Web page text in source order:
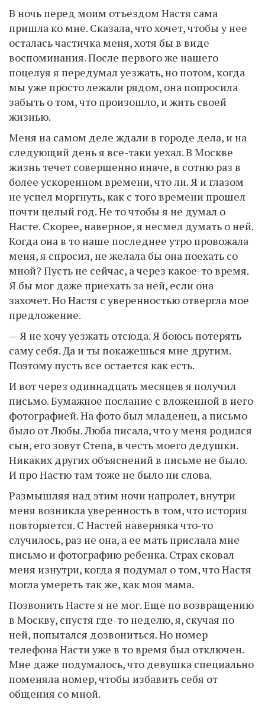
В ночь перед моим отъездом Настя сама
пришла ко мне. Сказала, что хочет, чтобы у нее
осталась частичка меня, хотя бы в виде
воспоминания. После первого же нашего
поцелуя я передумал уезжать, но потом, когда
мы уже просто лежали рядом, она попросила
забыть о том, что произошло, и жить своей
жизнью.
Меня на самом деле ждали в городе дела, и на
следующий день я все-таки уехал. В Москве
жизнь течет совершенно иначе, в сотню раз в
более ускоренном времени, что ли. Я и глазом
не успел моргнуть, как с того времени прошел
почти целый год. Не то чтобы я не думал о
Насте. Скорее, наверное, я несмел думать о ней.
Когда она в то наше последнее утро провожала
меня, я спросил, не желала бы она поехать со
мной? Пусть не сейчас, а через какое-то время.
Я бы мог даже приехать за ней, если она
захочет. Но Настя с уверенностью отвергла мое
предложение.
— Я не хочу уезжать отсюда. Я боюсь потерять
саму себя. Да и ты покажешься мне другим.
Поэтому пусть все остается как есть.
И вот через одиннадцать месяцев я получил
письмо. Бумажное послание с вложенной в него
фотографией. На фото был младенец, а письмо
было от Любы. Люба писала, что у меня родился
сын, его зовут Степа, в честь моего дедушки.
Никаких других объяснений в письме не было.
И про Настю там тоже не было ни слова.
Размышляя над этим ночи напролет, внутри
меня возникла уверенность в том, что история
повторяется. С Настей наверняка что-то
случилось, раз не она, а ее мать прислала мне
письмо и фотографию ребенка. Страх сковал
меня изнутри, когда я подумал о том, что Настя
могла умереть так же, как моя мама.
Позвонить Насте я не мог. Еще по возвращению
в Москву, спустя где-то неделю, я, скучая по
ней, попытался дозвониться. Но номер
телефона Насти уже в то время был отключен.
Мне даже подумалось, что девушка специально
поменяла номер, чтобы избавить себя от
общения со мной.